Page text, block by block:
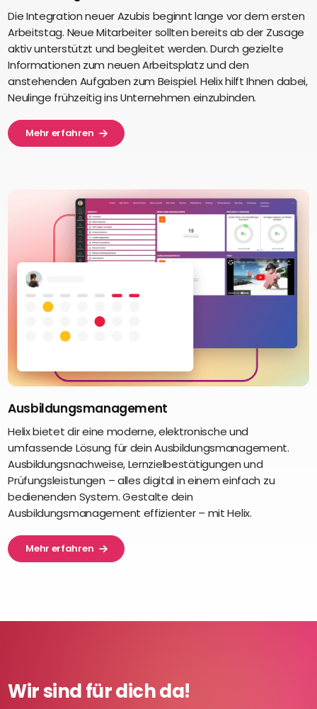
Die Integration neuer Azubis beginnt lange vor dem ersten
Arbeitstag. Neue Mitarbeiter sollten bereits ab der Zusage
aktiv unterstützt und begleitet werden. Durch gezielte
Informationen zum neuen Arbeitsplatz und den
anstehenden Aufgaben zum Beispiel. Helix hilft Ihnen dabei,
Neulinge frühzeitig ins Unternehmen einzubinden.
Mehr erfahren
Ausbildungsmanagement
Helix bietet dir eine moderne, elektronische und
umfassende Lösung für dein Ausbildungsmanagement.
Ausbildungsnachweise, Lernzielbestätigungen und
Prüfungsleistungen – alles digital in einem einfach zu
bedienenden System. Gestalte dein
Ausbildungsmanagement effizienter – mit Helix.
Mehr erfahren
Wir sind für dich da!